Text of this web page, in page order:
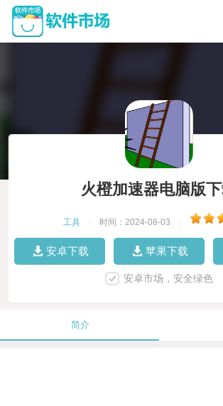
火橙加速器电脑版
工具 时间：2024-08-03
安卓下载 苹果下载
安卓市场，安全绿色
简介